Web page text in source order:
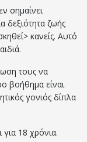
σημαίνει
δεξιότητα ζωής
κανείς. Αυτό
τους να
βοήθημα είναι
γονιός δίπλα
για 18 χρόνια.